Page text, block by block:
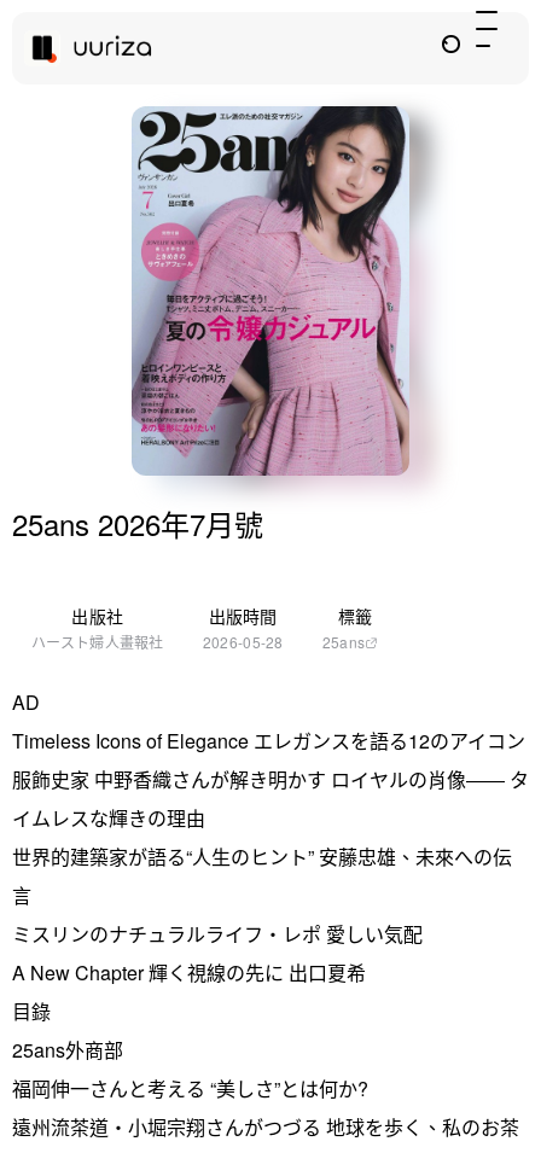
25ans 2026年7月號
出版社
ハースト婦人畫報社
出版時間
2026-05-28
標籤
25ans
AD
Timeless Icons of Elegance エレガンスを語る12のアイコン
服飾史家 中野香織さんが解き明かす ロイヤルの肖像―― タ
イムレスな輝きの理由
世界的建築家が語る“人生のヒント” 安藤忠雄、未來への伝
言
ミスリンのナチュラルライフ・レポ 愛しい気配
A New Chapter 輝く視線の先に 出口夏希
目錄
25ans外商部
福岡伸一さんと考える “美しさ”とは何か?
遠州流茶道・小堀宗翔さんがつづる 地球を歩く、私のお茶